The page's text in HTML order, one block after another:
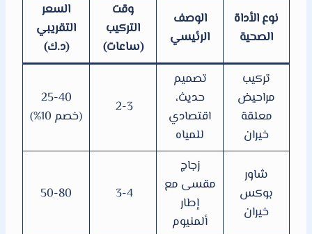
نوع الأداة
الصحية
الوصف
الرئيسي
وقت
التركيب
(ساعات)
السعر
التقريبي
(د.ك)
تركيب
مراحيض
معلقة
خيران
تصميم
حديث،
اقتصادي
للمياه
2-3
25-40
(خصم 10%)
شاور
بوكس
خيران
زجاج
مقسى مع
إطار
ألمنيوم
3-4
50-80